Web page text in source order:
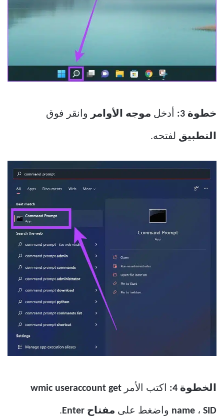
خطوة 3: أدخل موجه الأوامر وانقر فوق
التطبيق لفتحه.
الخطوة 4: اكتب الأمر wmic useraccount get
name ، SID واضغط على مفتاح Enter .